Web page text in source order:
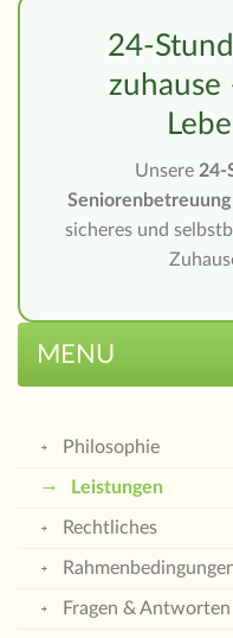
24-
zuhause
Unsere 24-
Seniorenbetreuung
sicheres und
MENU
Philosophie
Leistungen
Rechtliches
Fragen & Antworten